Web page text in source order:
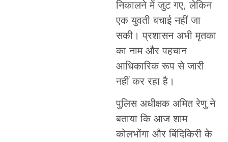
निकालने में जुट गए, लेकिन
एक युवती बचाई नहीं जा
सकी। प्रशासन अभी मृतका
का नाम और पहचान
आधिकारिक रूप से जारी
नहीं कर रहा है।
पुलिस अधीक्षक अमित रेणु ने
बताया कि आज शाम
कोलभोंगा और बिंदिकिरी के